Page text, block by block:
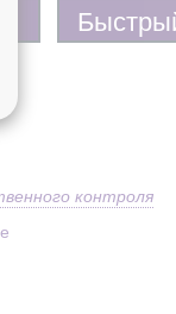
контроля